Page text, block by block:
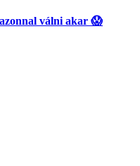
válni akar 😱